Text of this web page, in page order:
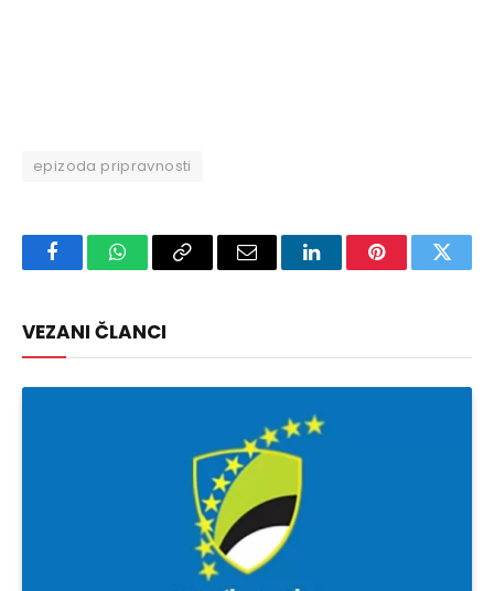
epizoda pripravnosti
FacebookWhatsAppCopy
Email LinkedInPinterest
VEZANI ČLANCI